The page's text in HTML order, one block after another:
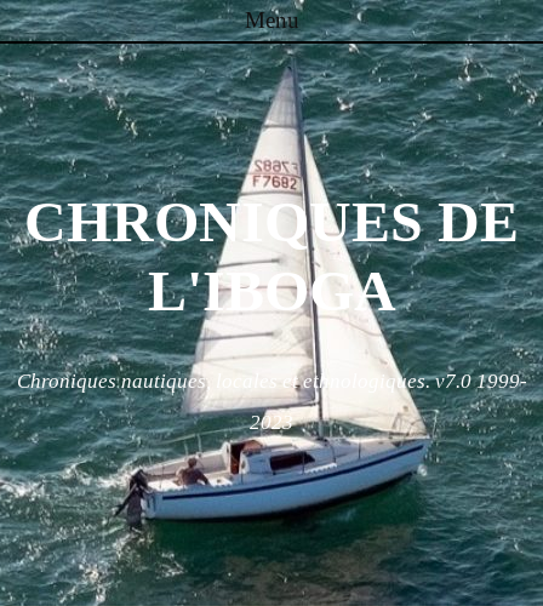
Menu
Skip to content
CHRONIQUES DE
L'IBOGA
Chroniques nautiques, locales et ethnologiques. v7.0 1999-
2023